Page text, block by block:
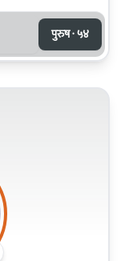
पुरुष · ५४